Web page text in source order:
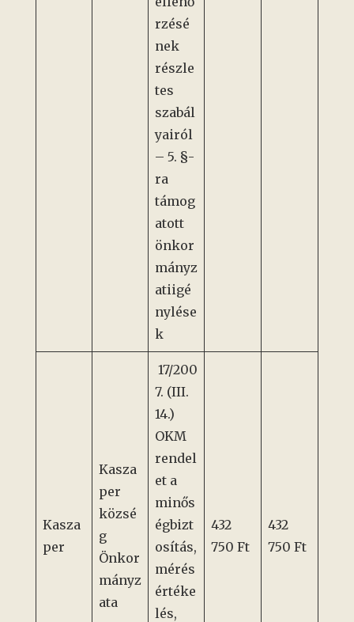
rzésé
nek
részle
tes
szabál
yairól
– 5. §-
ra
támog
atott
önkor
mányz
atiigé
nylése
k
Kasza
per
Kasza
per
közsé
g
Önkor
mányz
ata
17/200
7. (III.
14.)
OKM
rendel
et a
minős
égbizt
osítás,
mérés
értéke
lés,
432
750 Ft
432
750 Ft